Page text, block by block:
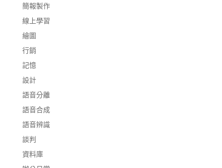
簡報製作
線上學習
繪圖
行銷
記憶
設計
語音分離
語音合成
語音辨識
談判
資料庫